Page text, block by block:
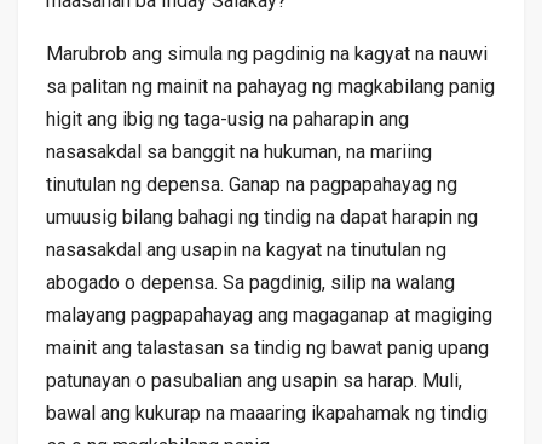
Marubrob ang simula ng pagdinig na kagyat na nauwi
sa palitan ng mainit na pahayag ng magkabilang panig
higit ang ibig ng taga-usig na paharapin ang
nasasakdal sa banggit na hukuman, na mariing
tinutulan ng depensa. Ganap na pagpapahayag ng
umuusig bilang bahagi ng tindig na dapat harapin ng
nasasakdal ang usapin na kagyat na tinutulan ng
abogado o depensa. Sa pagdinig, silip na walang
malayang pagpapahayag ang magaganap at magiging
mainit ang talastasan sa tindig ng bawat panig upang
patunayan o pasubalian ang usapin sa harap. Muli,
bawal ang kukurap na maaaring ikapahamak ng tindig